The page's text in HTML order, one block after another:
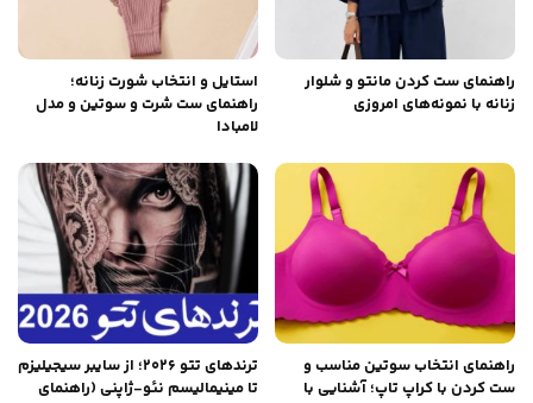
راهنمای ست کردن مانتو و شلوار
زنانه با نمونه‌های امروزی
استایل و انتخاب شورت زنانه؛
راهنمای ست شرت و سوتین و مدل
لامبادا
راهنمای انتخاب سوتین مناسب و
ست کردن با کراپ تاپ؛ آشنایی با
ترندهای تتو ۲۰۲۶؛ از سایبر سیجیلیزم
تا مینیمالیسم نئو-ژاپنی (راهنمای